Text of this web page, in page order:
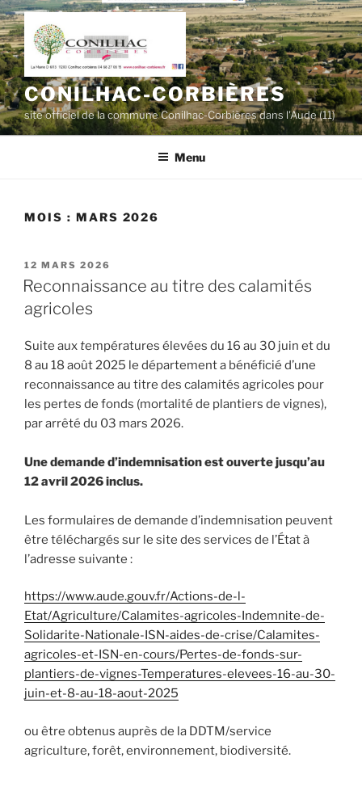
Aller
au
contenu
principal
CONILHAC-CORBIÈRES
site officiel de la commune Conilhac-Corbières dans l'Aude (11)
Menu
MOIS : MARS 2026
PUBLIÉ
LE
12 MARS 2026
Reconnaissance au titre des calamités
agricoles
Suite auxtempératures élevées du 16 au 30 juin et du
8 au 18 août 2025 le département a bénéficié d’une
reconnaissance au titre des calamités agricoles pour
les pertes de fonds (mortalité de plantiers de vignes),
par arrêté du 03 mars 2026.
Une demande d’indemnisation est ouverte jusqu’au
12 avril 2026 inclus.
Les formulaires de demande d’indemnisation peuvent
être téléchargés sur le site des services de l’État à
l’adresse suivante :
https://www.aude.gouv.fr/Actions-de-l-
Etat/Agriculture/Calamites-agricoles-Indemnite-de-
Solidarite-Nationale-ISN-aides-de-crise/Calamites-
agricoles-et-ISN-en-cours/Pertes-de-fonds-sur-
plantiers-de-vignes-Temperatures-elevees-16-au-30-
juin-et-8-au-18-aout-2025
ou être obtenus auprès de la DDTM/service
agriculture, forêt, environnement, biodiversité.